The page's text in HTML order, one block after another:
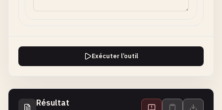
Exécuter l’outil
Résultat